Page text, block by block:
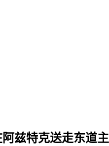
兹特克送走东道主